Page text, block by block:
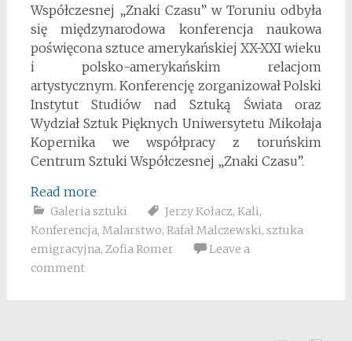
Współczesnej „Znaki Czasu” w Toruniu odbyła
się międzynarodowa konferencja naukowa
poświęcona sztuce amerykańskiej XX-XXI wieku
i polsko-amerykańskim relacjom
artystycznym. Konferencję zorganizował Polski
Instytut Studiów nad Sztuką Świata oraz
Wydział Sztuk Pięknych Uniwersytetu Mikołaja
Kopernika we współpracy z toruńskim
Centrum Sztuki Współczesnej „Znaki Czasu”.
Read more
Galeria sztuki Jerzy Kołacz, Kali,
Konferencja, Malarstwo, Rafał Malczewski, sztuka
emigracyjna, Zofia Romer
Leave a
comment